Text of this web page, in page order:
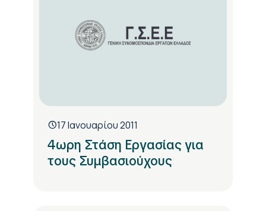
17 Ιανουαρίου 2011
4ωρη Στάση Εργασίας για
τους Συμβασιούχους